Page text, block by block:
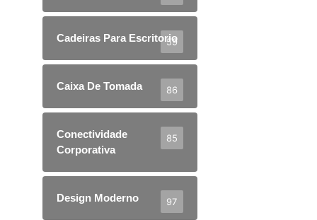
Cadeiras Para Escritorio
59
Caixa De Tomada 86
Conectividade
Corporativa
85
Design Moderno 97